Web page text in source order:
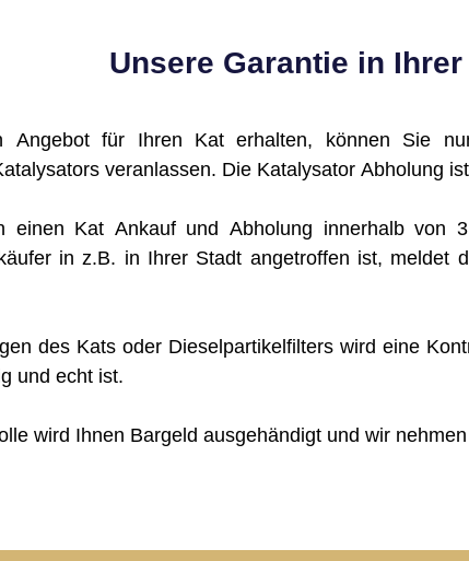
Unsere Garantie in
Angebot für Ihren Kat erhalten, können Sie
veranlassen. Die Katalysator Abholung
einen Kat Ankauf und Abholung innerhalb von
in z.B. in Ihrer Stadt angetroffen ist, meldet
des Kats oder Dieselpartikelfilters wird eine
und echt ist.
wird Ihnen Bargeld ausgehändigt und wir